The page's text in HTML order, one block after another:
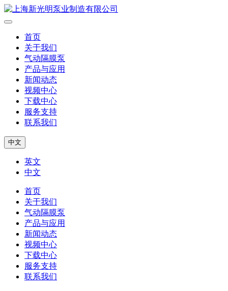
首页
关于我们
气动隔膜泵
产品与应用
新闻动态
视频中心
下载中心
服务支持
联系我们
中文
英文
中文
首页
关于我们
气动隔膜泵
产品与应用
新闻动态
视频中心
下载中心
服务支持
联系我们